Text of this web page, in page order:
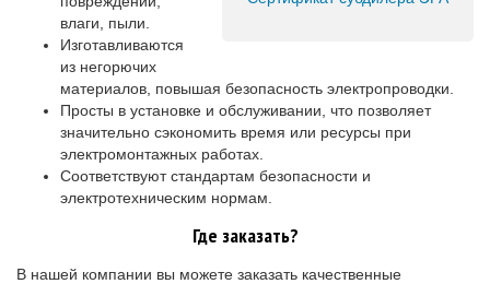
влаги, пыли.
Изготавливаются
из негорючих
материалов, повышая безопасность электропроводки.
Просты в установке и обслуживании, что позволяет
значительно сэкономить время или ресурсы при
электромонтажных работах.
Соответствуют стандартам безопасности и
электротехническим нормам.
Где заказать?
В нашей компании вы можете заказать качественные